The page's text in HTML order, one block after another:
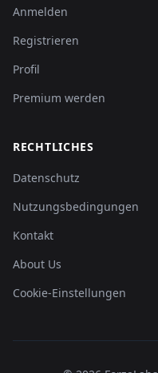
Anmelden
Registrieren
Profil
Premium werden
RECHTLICHES
Datenschutz
Nutzungsbedingungen
Kontakt
About Us
Cookie-Einstellungen